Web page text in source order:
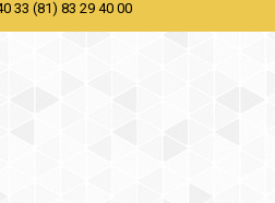
33 (81) 83 29 40 00